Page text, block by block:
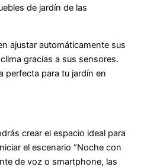
de jardín de las
ajustar automáticamente sus
gracias a sus sensores.
perfecta para tu jardín en
crear el espacio ideal para
el escenario “Noche con
de voz o smartphone, las